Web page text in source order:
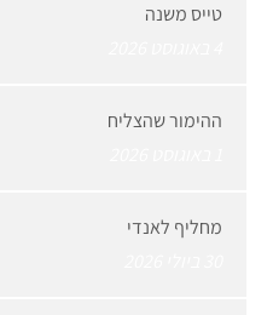
טייס משנה
ההימור שהצליח
מחליף לאנדי